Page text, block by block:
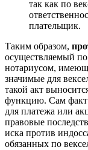
так как по
плательщик.
Таким образом,
осуществляемый по
нотариусом,
значимые для
такой акт
функцию. Сам факт
для платежа или
правовые
иска против
обязанных по